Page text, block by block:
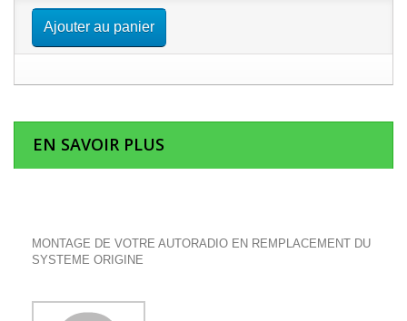
Ajouter au panier
EN SAVOIR PLUS
MONTAGE DE VOTRE AUTORADIO EN REMPLACEMENT DU
SYSTEME ORIGINE